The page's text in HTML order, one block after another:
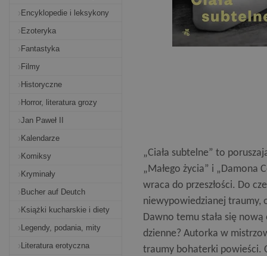
Encyklopedie i leksykony
Ezoteryka
Fantastyka
Filmy
Historyczne
Horror, literatura grozy
Jan Paweł II
Kalendarze
Komiksy
Kryminały
Bucher auf Deutch
Książki kucharskie i diety
Legendy, podania, mity
Literatura erotyczna
„Ciała subtelne” to
„Małego życia” i „Damona
wraca do przeszłości. Do
niewypowiedzianej traumy,
Dawno temu stała się
dzienne? Autorka w
traumy bohaterki powieści.